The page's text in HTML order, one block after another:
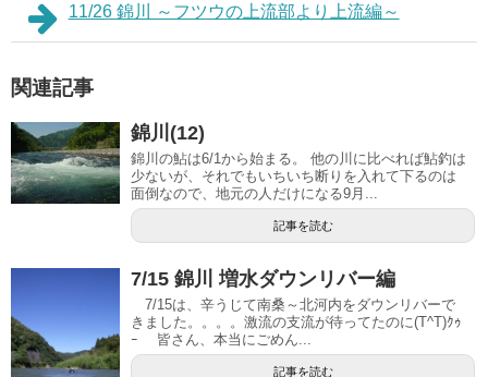
11/26 錦川 ～フツウの上流部より上流編～
関連記事
錦川(12)
錦川の鮎は6/1から始まる。 他の川に比べれば鮎釣は
少ないが、それでもいちいち断りを入れて下るのは
面倒なので、地元の人だけになる9月...
記事を読む
7/15 錦川 増水ダウンリバー編
7/15は、辛うじて南桑～北河内をダウンリバーで
きました。。。。激流の支流が待ってたのに(T^T)ｸｩ
ｰ 皆さん、本当にごめん...
記事を読む